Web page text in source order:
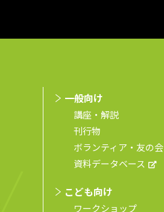
⼀般向け
講座・解説
刊行物
ボランティア・友の会
資料データベース
こども向け
ワークショップ